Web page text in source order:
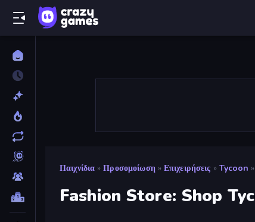
Παιχνίδια » Προσομοίωση » Επιχειρήσεις » Tycoon »
Fashion Store: Shop